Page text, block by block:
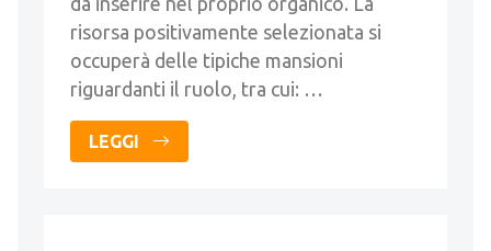
risorsa positivamente selezionata si
occuperà delle tipiche mansioni
riguardanti il ruolo, tra cui: …
LEGGI